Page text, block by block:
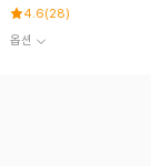
4.6(28)
옵션